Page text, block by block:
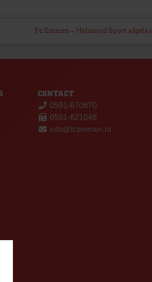
Fc Emmen – Helmond Sport
CONTACT
0591-670670
0591-621048
info@fcemmen.nl